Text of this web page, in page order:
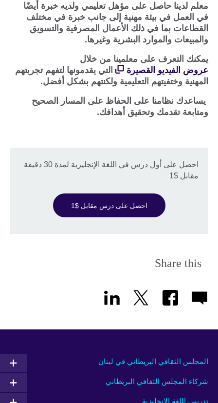
معلم لدينا حاصل على مؤهل تعليمي ولديه خبرة أيضًا
في العمل في بيئة مهنية إلى جانب خبرة في مختلف
القطاعات بما في ذلك الأعمال المصرفية والتسويق
والمبيعات والموارد البشرية وغيرها.
يمكنك التعرف على معلمينا من خلال
عروض الفيديو القصيرة
التي يقدمونها لتفهم تجربتهم
المهنية وختفيتهم التعليمية ولكنتهم بشكل أفضل.
يساعدك نظامنا على الحفاظ على المسار الصحيح
ومتابعة تقدمك وتحقيق أهدافك.
احصل على أول درس في اللغة الإنجليزية لمدة 30 دقيقة
مقابل $1
احصل على درس مقابل $1
Share this
المجلس الثقافي البريطاني في لبنان
شركاء المجلس الثقافي البريطاني
تدريس اللغة الإنجليزية